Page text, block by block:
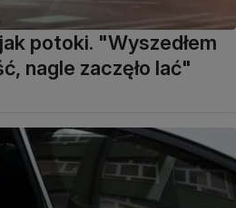
potoki. "Wyszedłem
nagle zaczęło lać"